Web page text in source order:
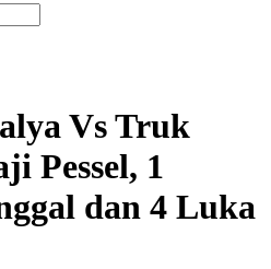
Vs Truk
Pessel, 1
dan 4 Luka